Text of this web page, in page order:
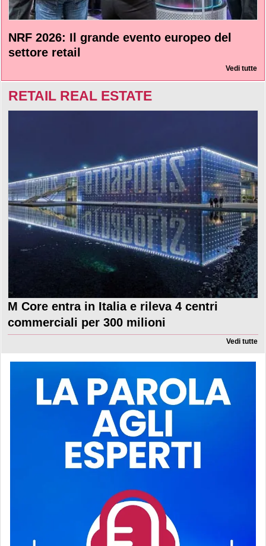
NRF 2026: Il grande evento europeo del
settore retail
Vedi tutte
RETAIL REAL ESTATE
M Core entra in Italia e rileva 4 centri
commerciali per 300 milioni
Vedi tutte